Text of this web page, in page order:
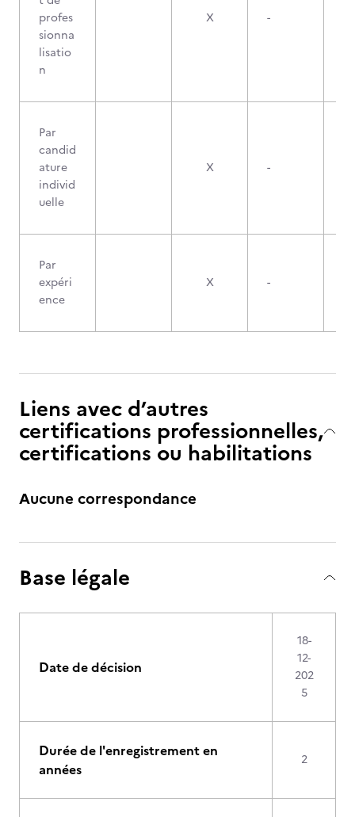
profes
sionna
lisatio
n
X -
Par
candid
ature
individ
uelle
X -
Par
expéri
ence
X -
Liens avec d’autres
certifications professionnelles,
certifications ou habilitations
Aucune correspondance
Base légale
Date de décision
18-
12-
202
5
Durée de l'enregistrement en
années
2